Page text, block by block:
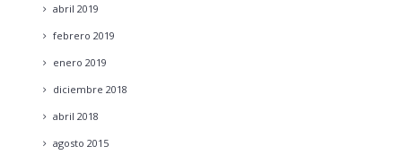
abril 2019
febrero 2019
enero 2019
diciembre 2018
abril 2018
agosto 2015